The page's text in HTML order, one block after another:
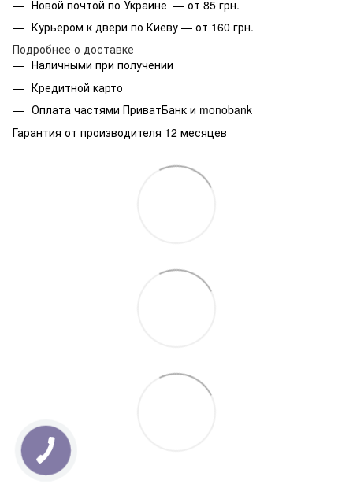
Новой почтой по Украине — от 85 грн.
Курьером к двери по Киеву — от 160 грн.
Подробнее о доставке
Наличными при получении
Кредитной карто
Оплата частями ПриватБанк и monobank
Гарантия от производителя 12 месяцев